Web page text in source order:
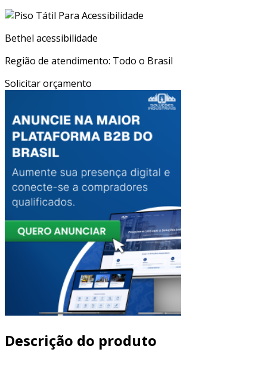
Bethel acessibilidade
Região de atendimento: Todo o Brasil
Solicitar orçamento
Descrição do produto